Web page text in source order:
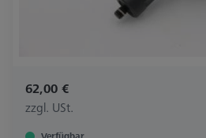
62,00 €
zzgl. USt.